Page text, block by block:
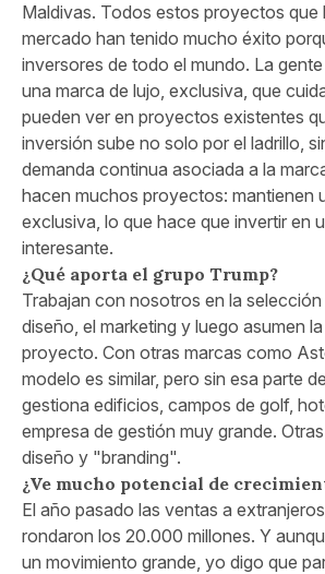
Maldivas. Todos estos proyectos que
mercado han tenido mucho éxito
inversores de todo el mundo. La
una marca de lujo, exclusiva, que
pueden ver en proyectos existentes
inversión sube no solo por el ladrillo,
demanda continua asociada a la
hacen muchos proyectos: mantienen
exclusiva, lo que hace que invertir en
interesante.
¿Qué aporta el grupo Trump?
Trabajan con nosotros en la
diseño, el marketing y luego asumen
proyecto. Con otras marcas como
modelo es similar, pero sin esa parte
gestiona edificios, campos de golf,
empresa de gestión muy grande.
diseño y "branding".
¿Ve mucho potencial de
El año pasado las ventas a
rondaron los 20.000 millones. Y
un movimiento grande, yo digo que